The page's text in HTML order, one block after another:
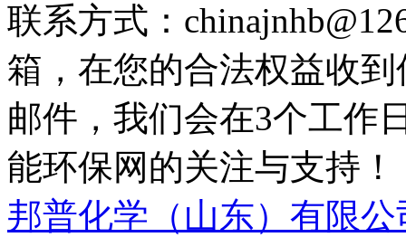
联系方式：
箱，在您的合法权益收
邮件，我们会在3个工作
能环保网的关注与支持！
邦普化学（山东）有限公